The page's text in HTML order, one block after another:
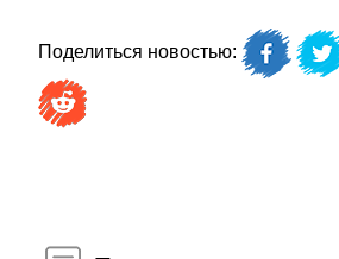
Поделиться новостью: